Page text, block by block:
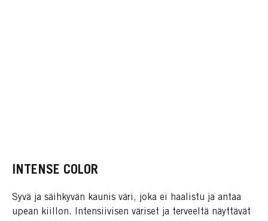
INTENSE COLOR
Syvä ja säihkyvän kaunis väri, joka ei haalistu ja antaa
upean kiillon. Intensiivisen väriset ja terveeltä näyttävät